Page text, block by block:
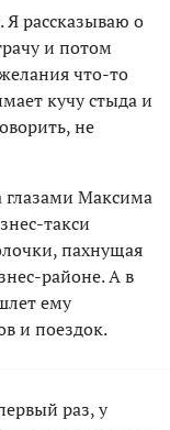
Я рассказываю о
и потом
что-то
кучу стыда и
не
глазами Максима
такси
пахнущая
районе. А в
ему
и поездок.
раз, у